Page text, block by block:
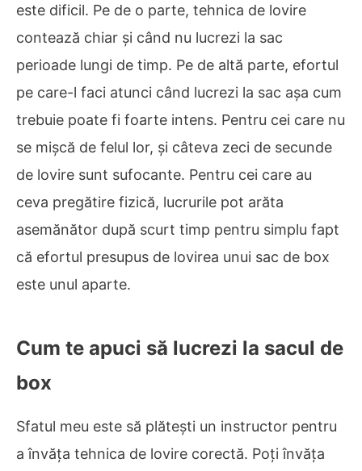
este dificil. Pe de o parte, tehnica de lovire
contează chiar și când nu lucrezi la sac
perioade lungi de timp. Pe de altă parte, efortul
pe care-l faci atunci când lucrezi la sac așa cum
trebuie poate fi foarte intens. Pentru cei care nu
se mișcă de felul lor, și câteva zeci de secunde
de lovire sunt sufocante. Pentru cei care au
ceva pregătire fizică, lucrurile pot arăta
asemănător după scurt timp pentru simplu fapt
că efortul presupus de lovirea unui sac de box
este unul aparte.
Cum te apuci să lucrezi la sacul de
box
Sfatul meu este să plătești un instructor pentru
a învăța tehnica de lovire corectă. Poți învăța